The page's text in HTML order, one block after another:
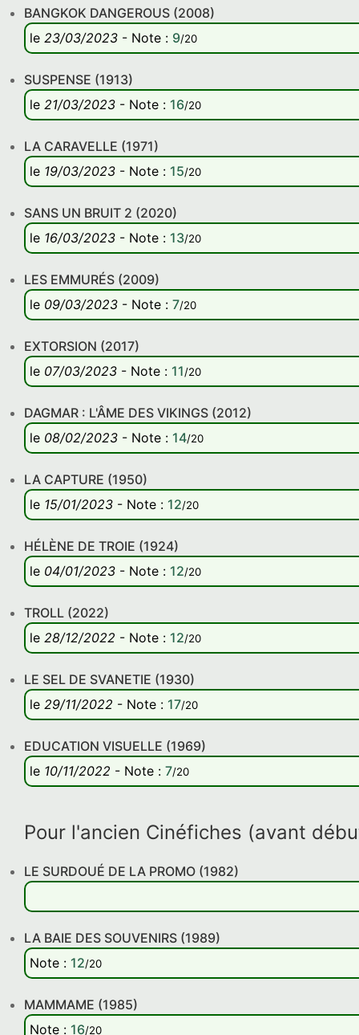
BANGKOK DANGEROUS (2008)
le 23/03/2023 - Note : 9/20
SUSPENSE (1913)
le 21/03/2023 - Note : 16/20
LA CARAVELLE (1971)
le 19/03/2023 - Note : 15/20
SANS UN BRUIT 2 (2020)
le 16/03/2023 - Note : 13/20
LES EMMURÉS (2009)
le 09/03/2023 - Note : 7/20
EXTORSION (2017)
le 07/03/2023 - Note : 11/20
DAGMAR : L'ÂME DES VIKINGS (2012)
le 08/02/2023 - Note : 14/20
LA CAPTURE (1950)
le 15/01/2023 - Note : 12/20
HÉLÈNE DE TROIE (1924)
le 04/01/2023 - Note : 12/20
TROLL (2022)
le 28/12/2022 - Note : 12/20
LE SEL DE SVANETIE (1930)
le 29/11/2022 - Note : 17/20
EDUCATION VISUELLE (1969)
le 10/11/2022 - Note : 7/20
Pour l'ancien Cinéfiches (avant
LE SURDOUÉ DE LA PROMO (1982)
LA BAIE DES SOUVENIRS (1989)
Note : 12/20
MAMMAME (1985)
Note : 16/20